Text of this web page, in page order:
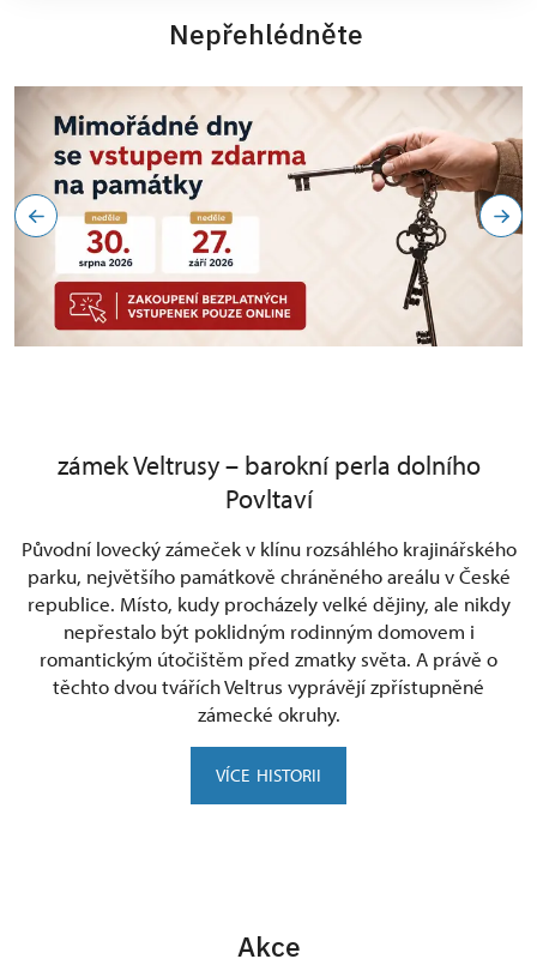
Nepřehlédněte
zámek Veltrusy – barokní perla dolního
Povltaví
Původní lovecký zámeček v klínu rozsáhlého krajinářského
parku, největšího památkově chráněného areálu v České
republice. Místo, kudy procházely velké dějiny, ale nikdy
nepřestalo být poklidným rodinným domovem i
romantickým útočištěm před zmatky světa. A právě o
těchto dvou tvářích Veltrus vyprávějí zpřístupněné
zámecké okruhy.
VÍCE HISTORII
Akce